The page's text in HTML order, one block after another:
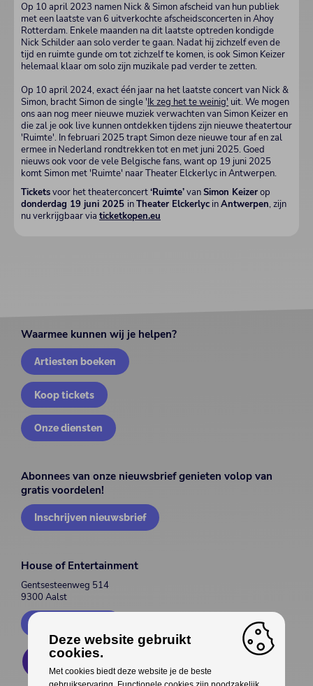
Op 10 april 2023 namen Nick & Simon afscheid van hun publiek
met een laatste van 6 uitverkochte afscheidsconcerten in Ahoy
Rotterdam. Enkele maanden na dit laatste optreden kondigde
Nick Schilder aan solo verder te gaan. Nadat hij zichzelf even de
tijd en ruimte gunde om tot zichzelf te komen, is ook Simon Keizer
helemaal klaar om solo zijn muzikale pad verder te zetten.
Op 10 april 2024, exact één jaar na het laatste concert van Nick &
Simon, bracht Simon de single 'Ik zeg het te weinig' uit. We mogen
ons aan nog meer nieuwe muziek verwachten van Simon Keizer en
die zal je ook live kunnen ontdekken tijdens zijn nieuwe theatertour
'Ruimte'. In februari 2025 trapt Simon deze nieuwe tour af en zal
ermee in Nederland rondtrekken tot en met juni 2025. Goed
nieuws ook voor de vele Belgische fans, want op 19 juni 2025
komt Simon met 'Ruimte' naar Theater Elckerlyc in Antwerpen.
Ticketsvoor het theaterconcert‘Ruimte’vanSimon Keizerop
donderdag 19 juni 2025 inTheater Elckerlyc inAntwerpen, zijn
nu verkrijgbaar via ticketkopen.eu
Waarmee kunnen wij je helpen?
Artiesten boeken
Koop tickets
Onze diensten
Abonnees van onze nieuwsbrief genieten volop van
gratis voordelen!
Inschrijven nieuwsbrief
House of Entertainment
Gentsesteenweg 514
9300 Aalst
Deze website gebruikt
cookies.
Met cookies biedt deze website je de beste